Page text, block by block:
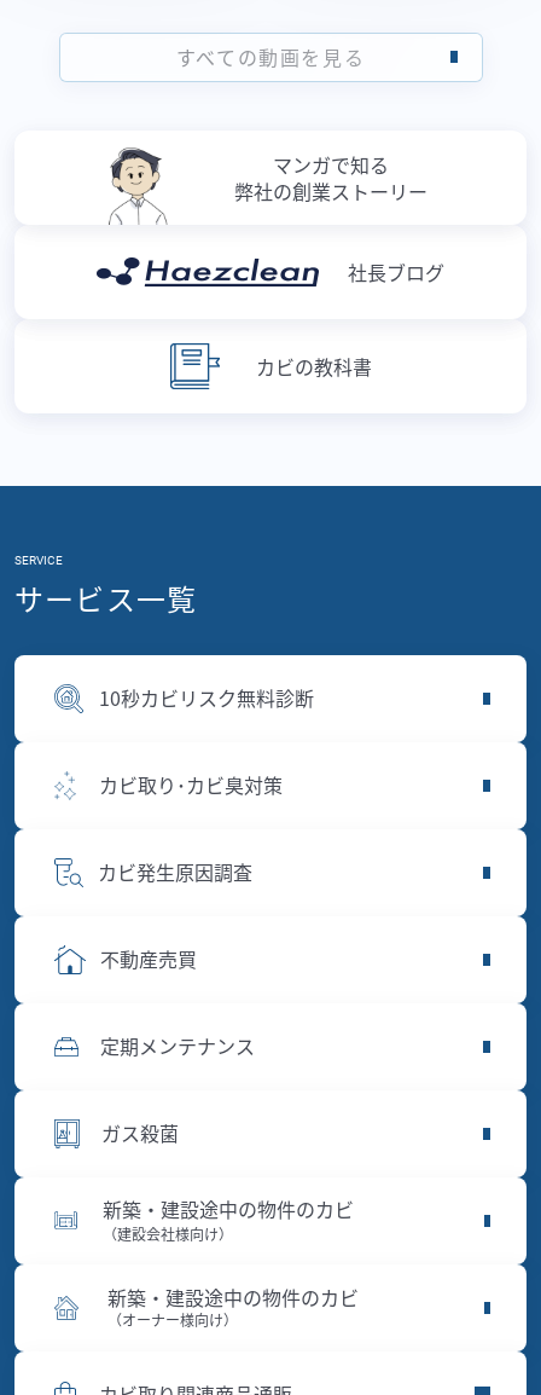
すべての動画を見る
カビの教科書
社長ブログ
マンガで知る
弊社の創業ストーリー
SERVICE
サービス一覧
10秒カビリスク無料診断
カビ取り･カビ臭対策
カビ発生原因調査
不動産売買
定期メンテナンス
ガス殺菌
新築・建設途中の物件のカビ
（建設会社様向け）
新築・建設途中の物件のカビ
（オーナー様向け）